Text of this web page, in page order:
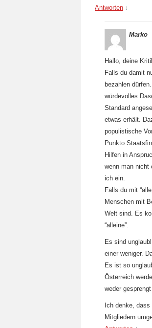
Antworten ↓
Marko
Hallo, deine
Falls du damit
bezahlen
würdevolles
Standard
etwas erhält.
populistische
Punkto
Hilfen in
wenn man nicht
ich ein.
Falls du mit
Menschen mit
Welt sind. Es
“alleine”.
Es sind
einer weniger.
Es ist so
Österreich
weder
Ich denke,
Mitgliedern